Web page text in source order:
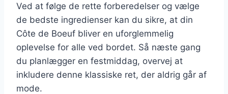
Ved at følge de rette forberedelser og vælge
de bedste ingredienser kan du sikre, at din
Côte de Boeuf bliver en uforglemmelig
oplevelse for alle ved bordet. Så næste gang
du planlægger en festmiddag, overvej at
inkludere denne klassiske ret, der aldrig går af
mode.